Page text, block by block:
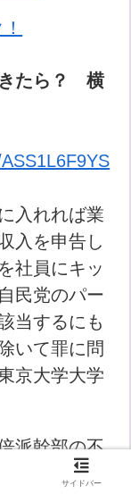
きたら？ 横
入れれば業
入を申告し
社員にキッ
民党のパー
当するにも
いて罪に問
京大学大学
派幹部の不
サイドバー